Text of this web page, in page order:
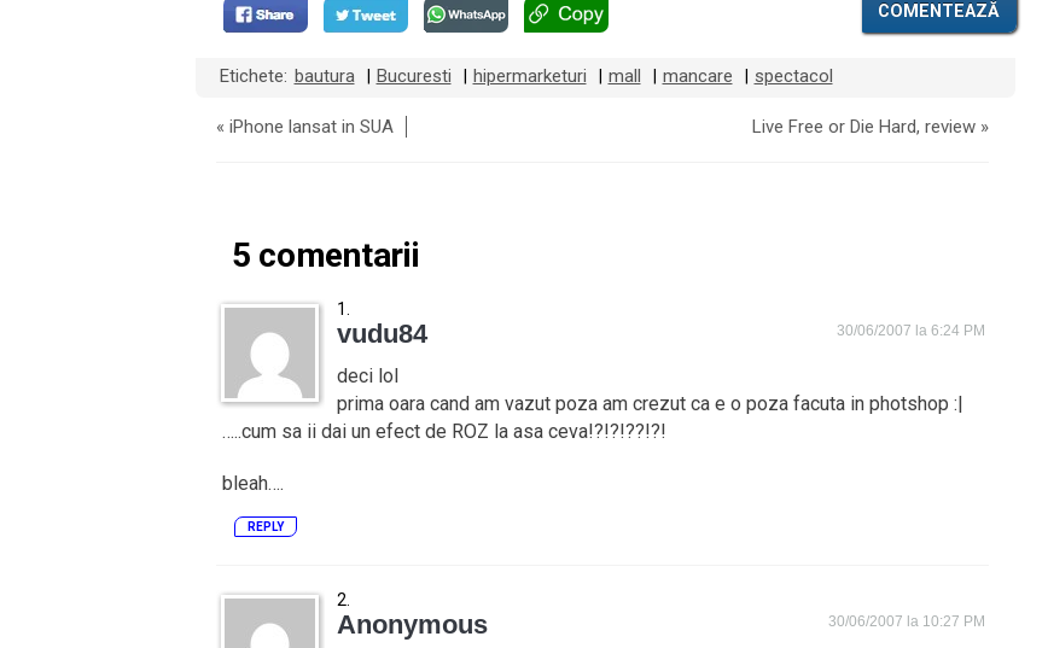
COMENTEAZĂ
Etichete: bautura Bucuresti hipermarketuri mall mancare spectacol
« iPhone lansat in SUA Live Free or Die Hard, review»
5 comentarii
vudu84 30/06/2007 la 6:24 PM
deci lol
prima oara cand am vazut poza am crezut ca e o poza facuta in photshop :|
…..cum sa ii dai un efect de ROZ la asa ceva!?!?!??!?!
bleah….
REPLY
Anonymous 30/06/2007 la 10:27 PM